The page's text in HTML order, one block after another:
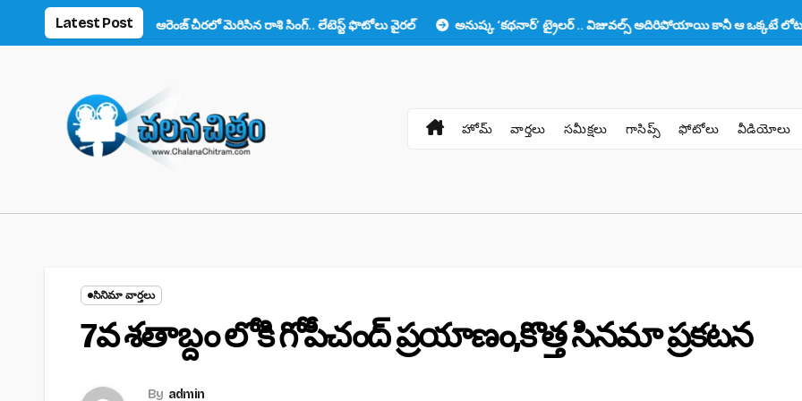
Latest Post
ఆరెంజ్ చీరలో మెరిసిన రాశి సింగ్.. లేటెస్ట్ ఫొటోలు వైరల్ అనుష్క ‘కథనార్’ ట్రైలర్ .. విజువల్స్ అదిరిపోయాయి కానీ ఆ ఒక్కటే లోటు!!
హోమ్ వార్తలు సమీక్షలు గాసిప్స్ ఫోటోలు వీడియోలు
సినిమా వార్తలు
7వ శతాబ్దం లోకి గోపీచంద్ ప్రయాణం,కొత్త సినమా ప్రకటన
By admin